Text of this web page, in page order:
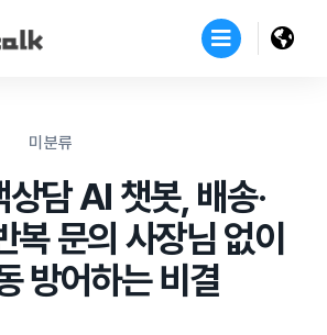
미분류
담 AI 챗봇, 배송·
복 문의 사장님 없이
방어하는 비결